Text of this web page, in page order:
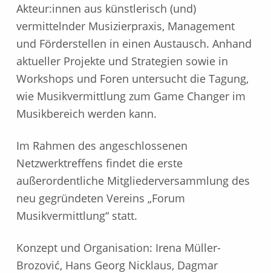
Akteur:innen aus künstlerisch (und)
vermittelnder Musizierpraxis, Management
und Förderstellen in einen Austausch. Anhand
aktueller Projekte und Strategien sowie in
Workshops und Foren untersucht die Tagung,
wie Musikvermittlung zum Game Changer im
Musikbereich werden kann.
Im Rahmen des angeschlossenen
Netzwerktreffens findet die erste
außerordentliche Mitgliederversammlung des
neu gegründeten Vereins „Forum
Musikvermittlung“ statt.
Konzept und Organisation: Irena Müller-
Brozović, Hans Georg Nicklaus, Dagmar